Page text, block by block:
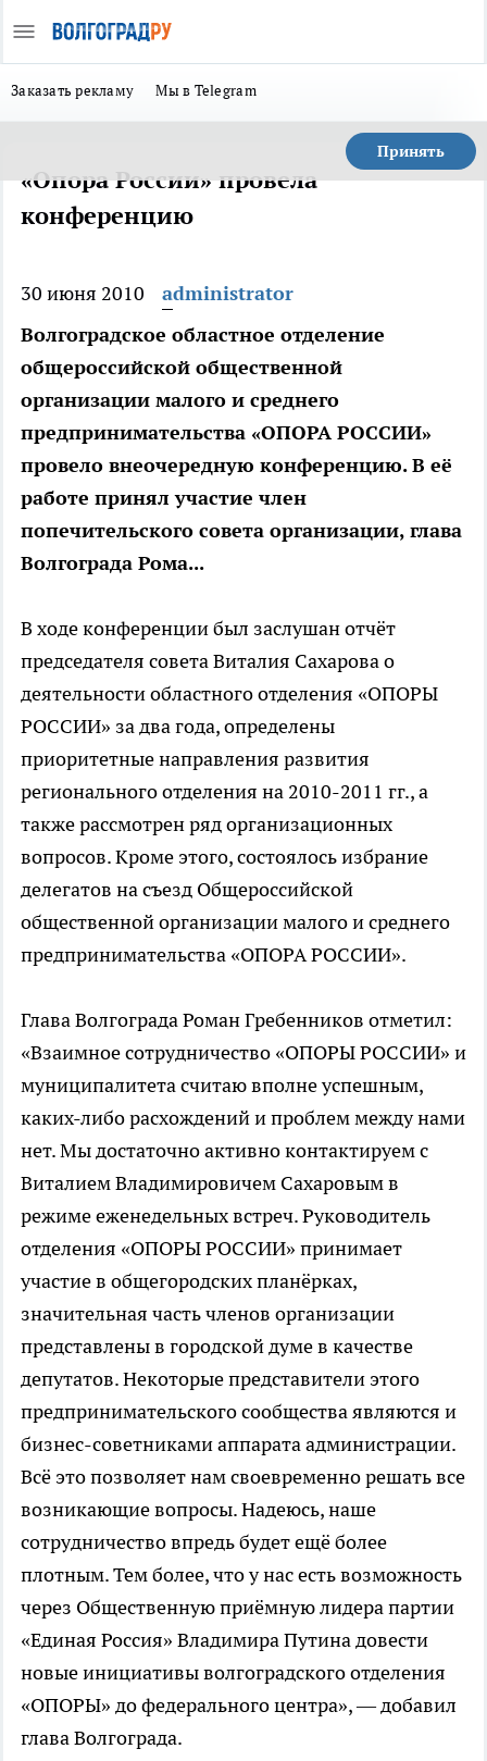
Заказать рекламу Мы в Telegram
Принять
«Опора России» провела
конференцию
30 июня 2010
administrator
Волгоградское областное отделение
общероссийской общественной
организации малого и среднего
предпринимательства «ОПОРА РОССИИ»
провело внеочередную конференцию. В её
работе принял участие член
попечительского совета организации, глава
Волгограда Рома...
В ходе конференции был заслушан отчёт
председателя совета Виталия Сахарова о
деятельности областного отделения «ОПОРЫ
РОССИИ» за два года, определены
приоритетные направления развития
регионального отделения на 2010-2011 гг., а
также рассмотрен ряд организационных
вопросов. Кроме этого, состоялось избрание
делегатов на съезд Общероссийской
общественной организации малого и среднего
предпринимательства «ОПОРА РОССИИ».
Глава Волгограда Роман Гребенников отметил:
«Взаимное сотрудничество «ОПОРЫ РОССИИ» и
муниципалитета считаю вполне успешным,
каких-либо расхождений и проблем между нами
нет. Мы достаточно активно контактируем с
Виталием Владимировичем Сахаровым в
режиме еженедельных встреч. Руководитель
отделения «ОПОРЫ РОССИИ» принимает
участие в общегородских планёрках,
значительная часть членов организации
представлены в городской думе в качестве
депутатов. Некоторые представители этого
предпринимательского сообщества являются и
бизнес-советниками аппарата администрации.
Всё это позволяет нам своевременно решать все
возникающие вопросы. Надеюсь, наше
сотрудничество впредь будет ещё более
плотным. Тем более, что у нас есть возможность
через Общественную приёмную лидера партии
«Единая Россия» Владимира Путина довести
новые инициативы волгоградского отделения
«ОПОРЫ» до федерального центра», — добавил
глава Волгограда.